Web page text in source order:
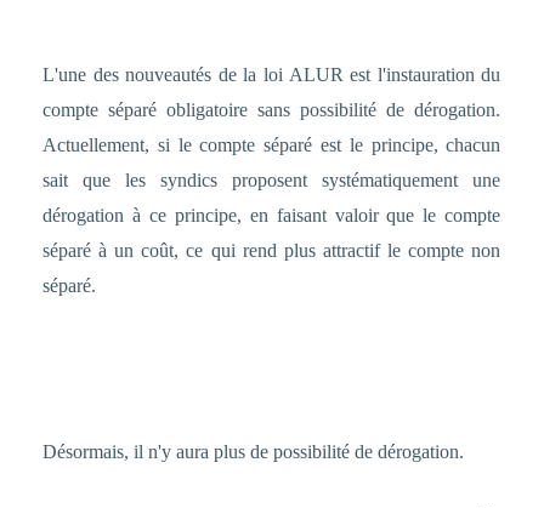
L'une des nouveautés de la loi ALUR est l'instauration du
compte séparé obligatoire sans possibilité de dérogation.
Actuellement, si le compte séparé est le principe, chacun
sait que les syndics proposent systématiquement une
dérogation à ce principe, en faisant valoir que le compte
séparé à un coût, ce qui rend plus attractif le compte non
séparé.
Désormais, il n'y aura plus de possibilité de dérogation.